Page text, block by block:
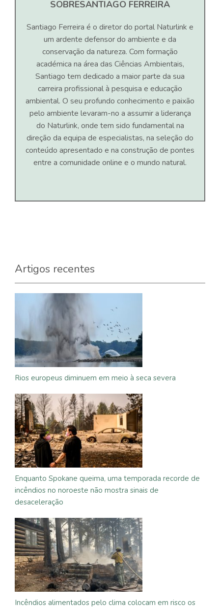
SOBRESANTIAGO FERREIRA
Santiago Ferreira é o diretor do portal Naturlink e
um ardente defensor do ambiente e da
conservação da natureza. Com formação
académica na área das Ciências Ambientais,
Santiago tem dedicado a maior parte da sua
carreira profissional à pesquisa e educação
ambiental. O seu profundo conhecimento e paixão
pelo ambiente levaram-no a assumir a liderança
do Naturlink, onde tem sido fundamental na
direção da equipa de especialistas, na seleção do
conteúdo apresentado e na construção de pontes
entre a comunidade online e o mundo natural.
Artigos recentes
Rios europeus diminuem em meio à seca severa
Enquanto Spokane queima, uma temporada recorde de
incêndios no noroeste não mostra sinais de
desaceleração
Incêndios alimentados pelo clima colocam em risco os